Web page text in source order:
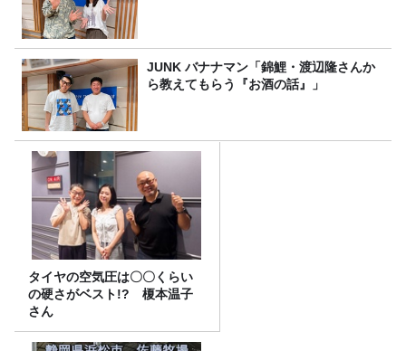
JUNK バナナマン「錦鯉・渡辺隆さんか
ら教えてもらう『お酒の話』」
タイヤの空気圧は〇〇くらい
の硬さがベスト!? 榎本温子
さん